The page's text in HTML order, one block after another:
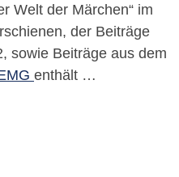
Welt der Märchen“ im
der Beiträge
sowie Beiträge aus dem
enthält …